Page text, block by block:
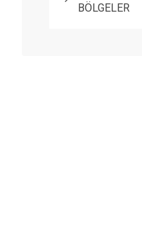
BÖLGELER